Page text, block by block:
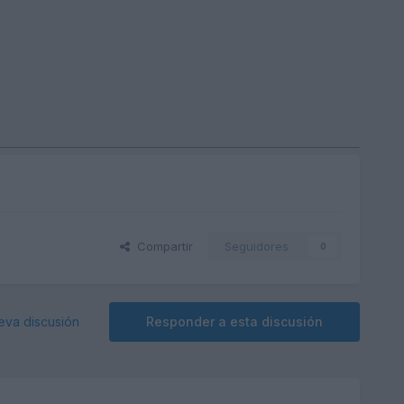
Compartir Seguidores 0
Responder a esta discusión
discusión